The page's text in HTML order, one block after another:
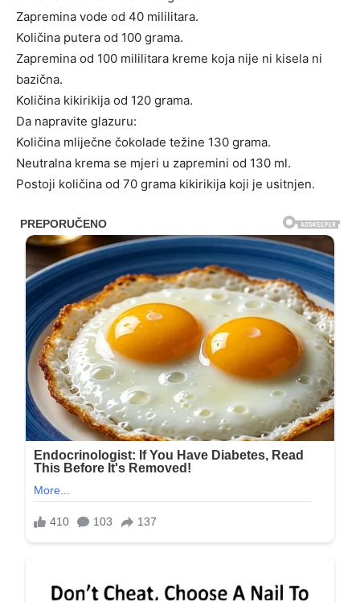
Zapremina vode od 40 mililitara.
Količina putera od 100 grama.
Zapremina od 100 mililitara kreme koja nije ni kisela ni
bazična.
Količina kikirikija od 120 grama.
Da napravite glazuru:
Količina mliječne čokolade težine 130 grama.
Neutralna krema se mjeri u zapremini od 130 ml.
Postoji količina od 70 grama kikirikija koji je usitnjen.